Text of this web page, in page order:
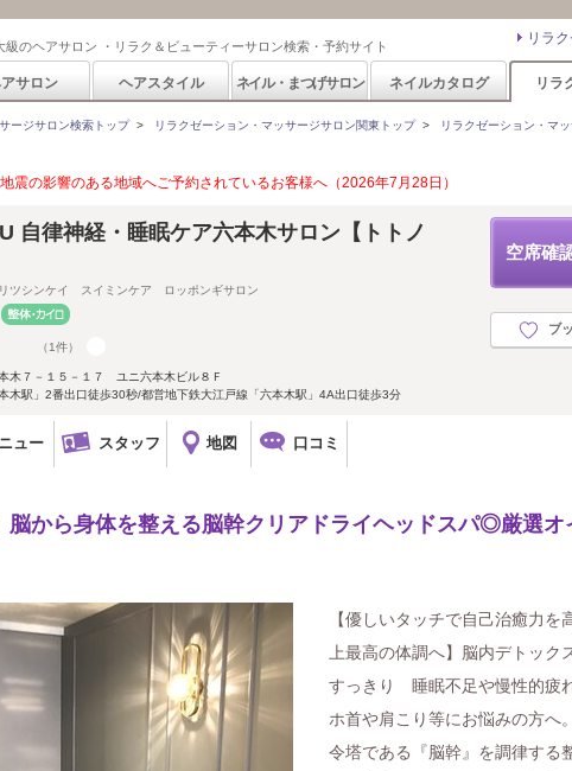
級のヘアサロン ・リラク＆ビューティーサロン検索・予約サイト リラ
サロン ヘアスタイル ネイル・まつげサロン ネイルカタログ リラ
ージサロン検索トップ> リラクゼーション・マッサージサロン関東トップ>
リラクゼーション・マ
震の影響のある地域へご予約されているお客様へ（2026年7月28日）
空席確
ブ
自律神経・睡眠ケア六本木サロン【トトノ
ツシンケイ スイミンケア ロッポンギサロン
（1件）
木７－１５－１７ ユニ六本木ビル８Ｆ
木駅」2番出口徒歩30秒/都営地下鉄大江戸線「六本木駅」4A出口徒歩3分
ュー スタッフ 地図 口コミ
脳から身体を整える脳幹クリアドライヘッドスパ◎厳選オ
【優しいタッチで自己治癒力を
上最高の体調へ】脳内デトック
すっきり 睡眠不足や慢性的疲
ホ首や肩こり等にお悩みの方へ
令塔である『脳幹』を調律する